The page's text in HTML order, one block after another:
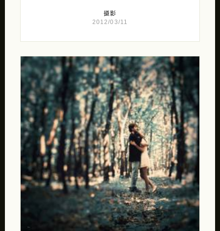
摄影
2012/03/11